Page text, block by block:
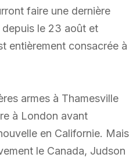
faire une dernière
depuis le 23 août et
entièrement consacrée à
armes à Thamesville
à London avant
en Californie. Mais
le Canada, Judson